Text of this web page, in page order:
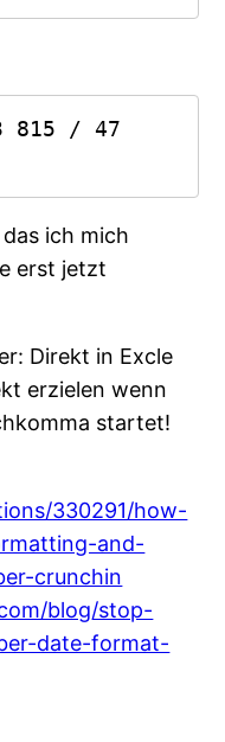
815 / 47
ich mich
erst jetzt
Direkt in Excle
erzielen wenn
startet!
330291/how-
and-
crunchin
blog/stop-
date-format-